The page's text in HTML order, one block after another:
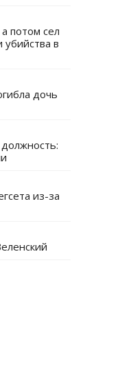
потом сел
в
дочь
из-за